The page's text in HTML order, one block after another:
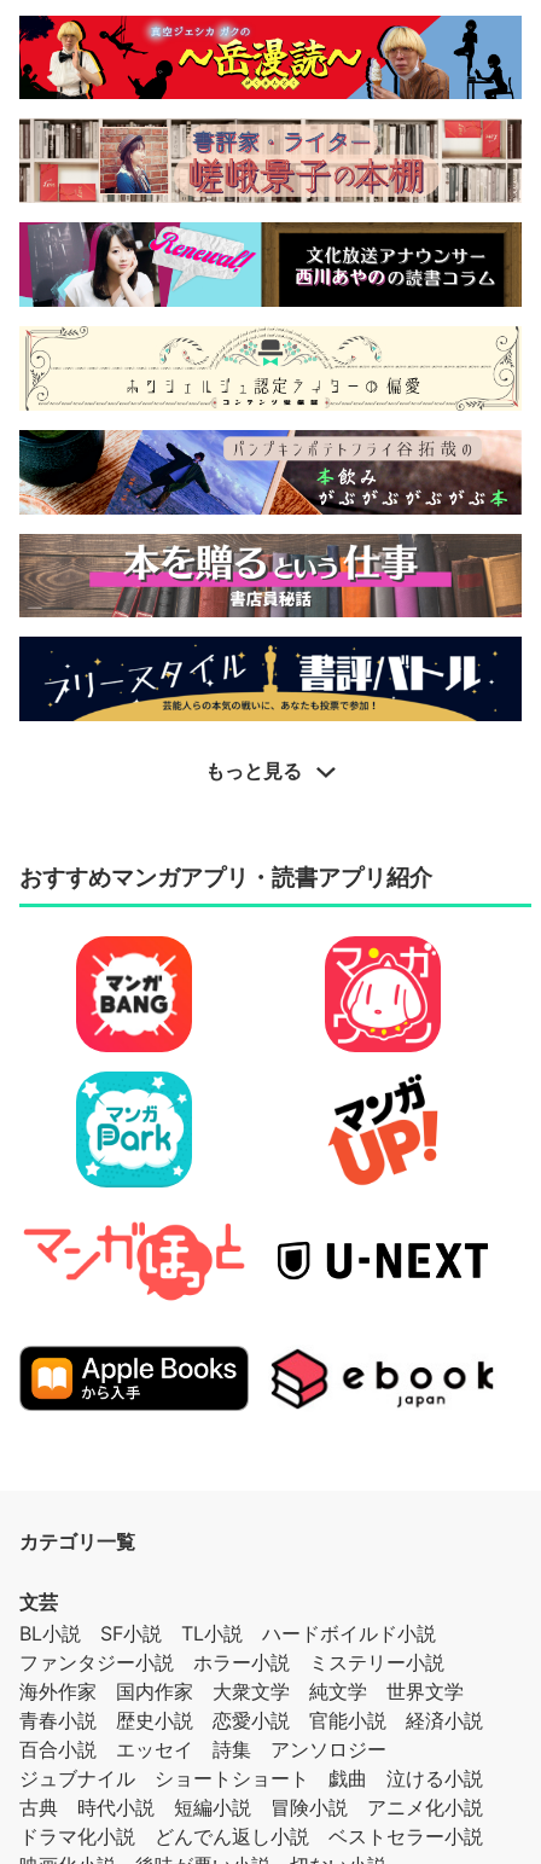
もっと見る
おすすめマンガアプリ・読書アプリ紹介
カテゴリ一覧
文芸
BL小説
SF小説 TL小説
ハードボイルド小説
ファンタジー小説
ホラー小説
ミステリー小説
海外作家
国内作家 大衆文学 純文学
世界文学
青春小説
歴史小説 恋愛小説 官能小説
経済小説
百合小説
エッセイ 詩集
アンソロジー
ジュブナイル
ショートショート 戯曲
泣ける小説
古典
時代小説 短編小説 冒険小説
アニメ化小説
ドラマ化小説
どんでん返し小説
ベストセラー小説